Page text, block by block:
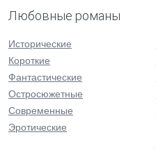
Любовные романы
Исторические
Короткие
Фантастические
Остросюжетные
Современные
Эротические